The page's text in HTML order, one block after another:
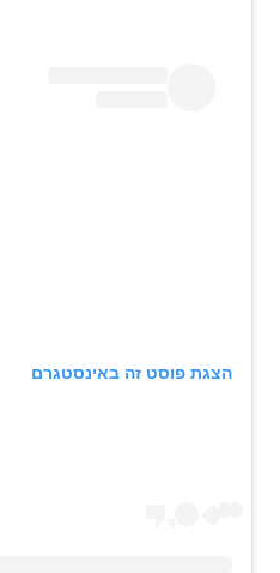
הצגת פוסט זה באינסטגרם